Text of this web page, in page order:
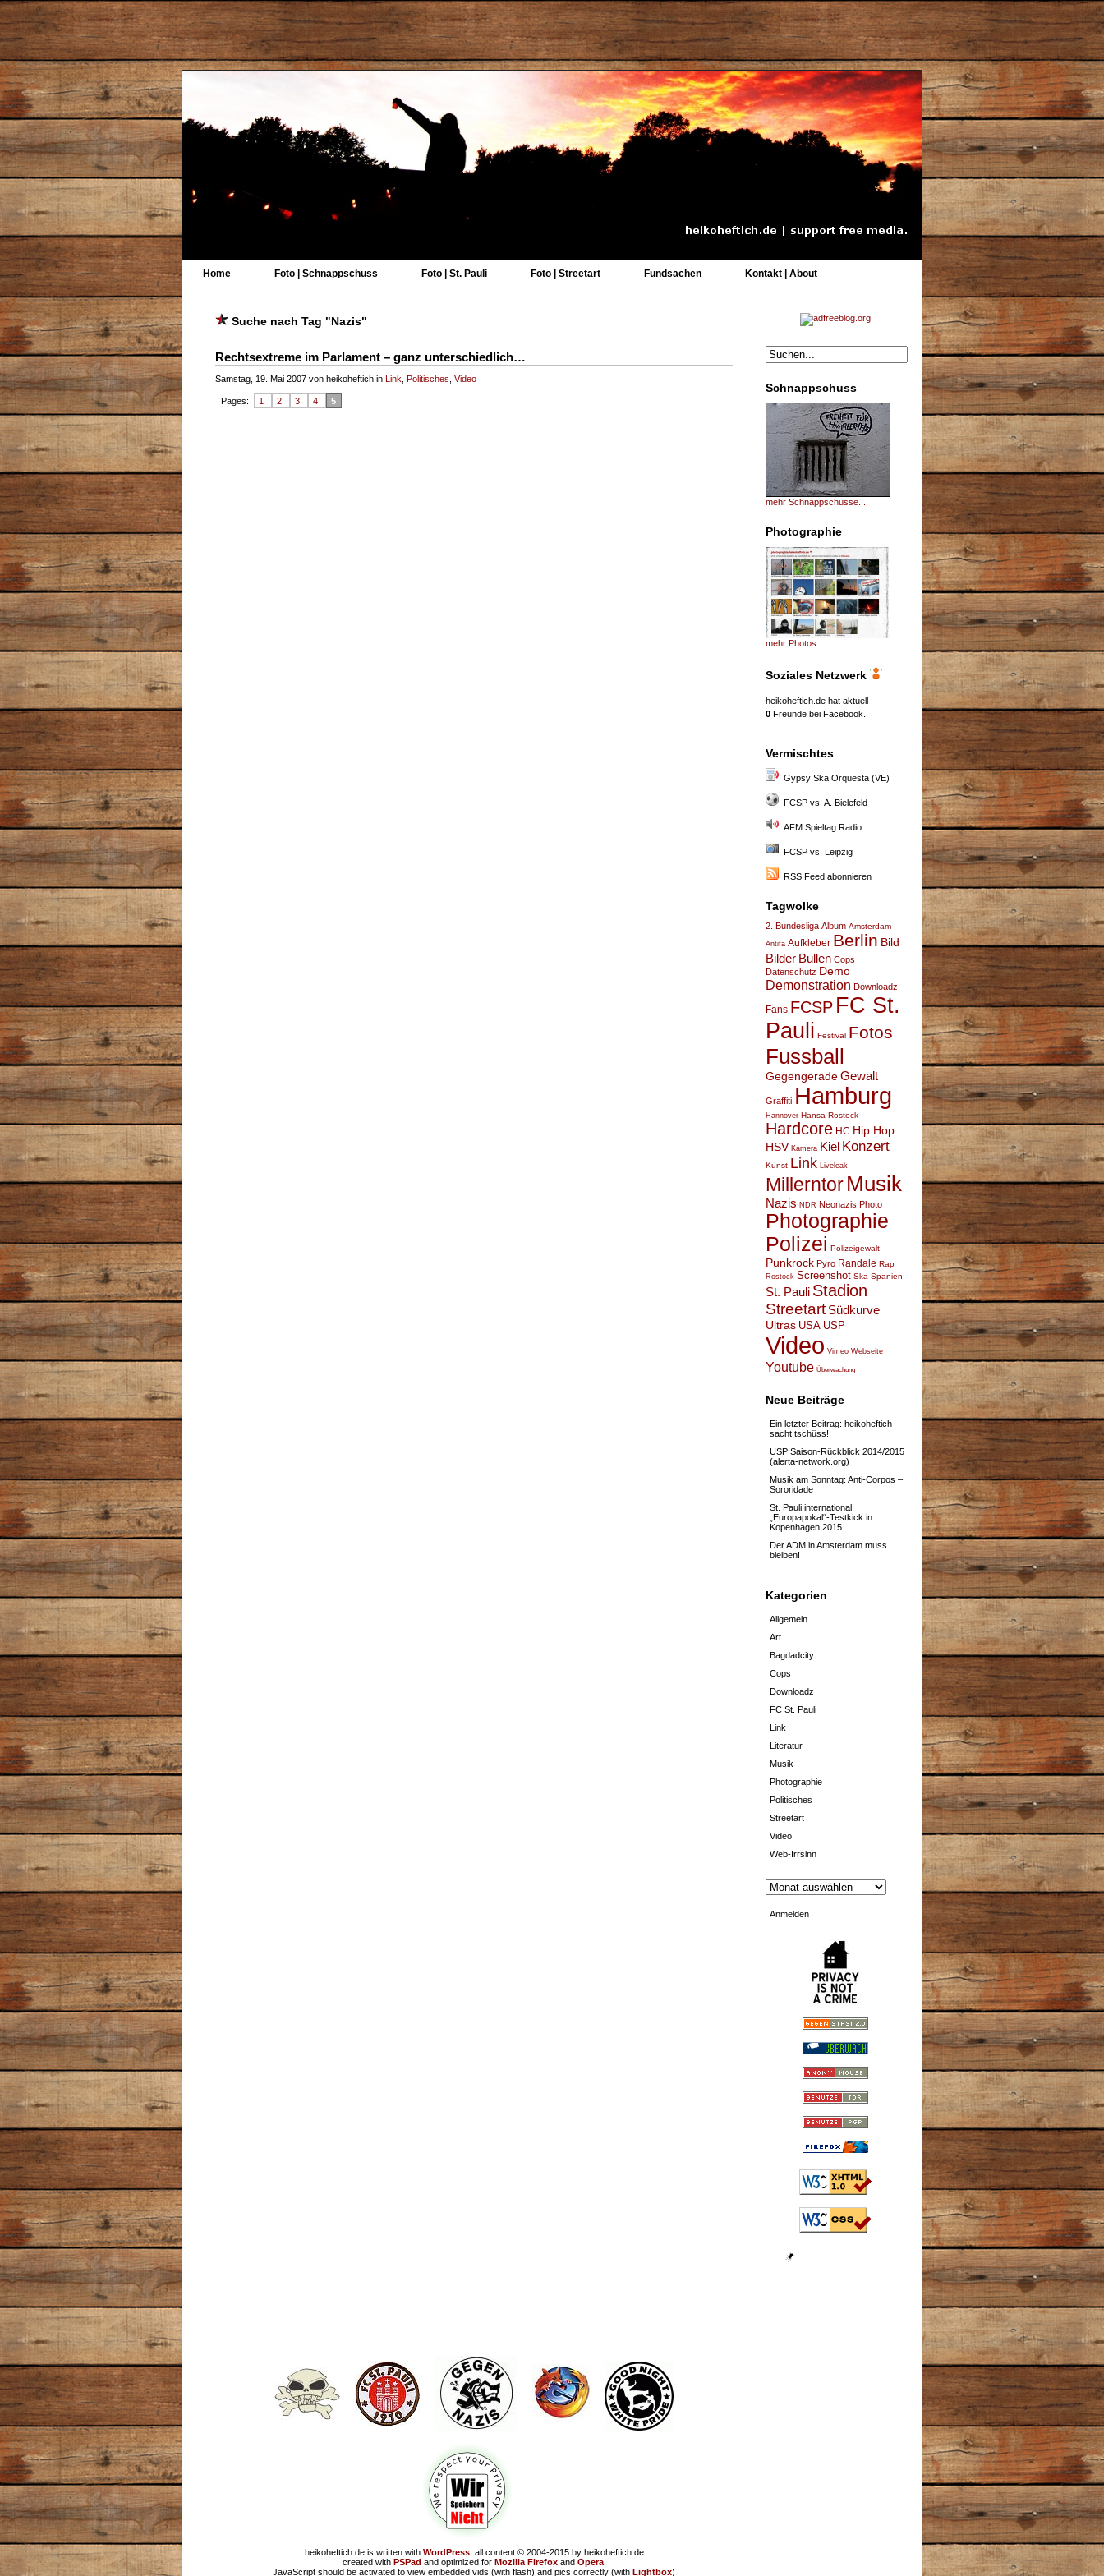
Home Foto | Schnappschuss Foto | St. Pauli Foto | Streetart Fundsachen Kontakt | About
Schnappschuss
mehr Schnappschüsse...
Photographie
mehr Photos...
Soziales Netzwerk
heikoheftich.de hat aktuell
0 Freunde bei Facebook.
Vermischtes
Gypsy Ska Orquesta (VE)
FCSP vs. A. Bielefeld
AFM Spieltag Radio
FCSP vs. Leipzig
RSS Feed abonnieren
Tagwolke
2. Bundesliga Album Amsterdam
Antifa Aufkleber Berlin Bild
Bilder Bullen Cops
Datenschutz Demo
Demonstration Downloadz
Fans FCSP FC St.
Pauli Festival Fotos
Fussball
GegengeradeGewalt
Graffiti Hamburg
Hannover Hansa Rostock
Hardcore HC Hip Hop
HSV Kamera Kiel Konzert
Kunst Link Liveleak
Millerntor Musik
Nazis NDR Neonazis Photo
Photographie
Polizei Polizeigewalt
Punkrock Pyro Randale Rap
Rostock Screenshot Ska Spanien
St. Pauli Stadion
Streetart Südkurve
Ultras USA USP
Video Vimeo Webseite
Youtube Überwachung
Neue Beiträge
Ein letzter Beitrag: heikoheftich
sacht tschüss!
USP Saison-Rückblick 2014/2015
(alerta-network.org)
Musik am Sonntag: Anti-Corpos –
Sororidade
St. Pauli international:
„Europapokal“-Testkick in
Kopenhagen 2015
Der ADM in Amsterdam muss
bleiben!
Kategorien
Allgemein
Art
Bagdadcity
Cops
Downloadz
FC St. Pauli
Link
Literatur
Musik
Photographie
Politisches
Streetart
Video
Web-Irrsinn
Anmelden
Suche nach Tag "Nazis"
Rechtsextreme im Parlament – ganz unterschiedlich…
Samstag, 19. Mai 2007 von heikoheftich in Link Politisches Video
Pages: 1 2 3 4 5
heikoheftich.de is written with WordPress, all content © 2004-2015 by heikoheftich.de
created with PSPad and optimized for Mozilla Firefoxand Opera.
JavaScript should be activated to view embedded vids (with flash) and pics correctly (with Lightbox)